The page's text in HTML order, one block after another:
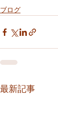
ブログ
最新記事